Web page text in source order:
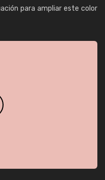
para ampliar este color